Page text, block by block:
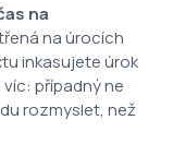
na
na úrocích
inkasujete úrok
případný ne
rozmyslet, než